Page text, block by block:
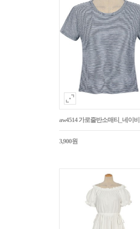
aw4514 가로줄반소매티_네이비
3,900원